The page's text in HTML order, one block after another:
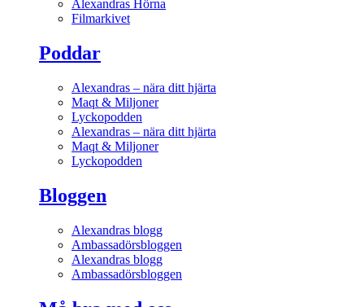
Alexandras Hörna
Filmarkivet
Poddar
Alexandras – nära ditt hjärta
Maqt & Miljoner
Lyckopodden
Alexandras – nära ditt hjärta
Maqt & Miljoner
Lyckopodden
Bloggen
Alexandras blogg
Ambassadörsbloggen
Alexandras blogg
Ambassadörsbloggen